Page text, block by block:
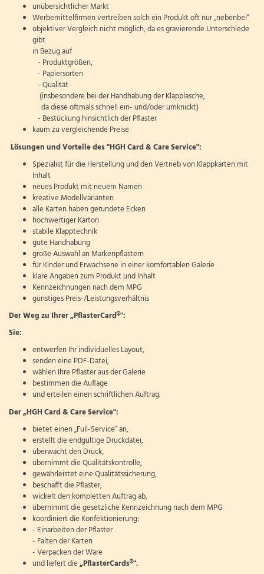
unübersichtlicher Markt
Werbemittelfirmen vertreiben solch ein Produkt oft nur „nebenbei“
objektiver Vergleich nicht möglich, da es gravierende Unterschiede
gibt
in Bezug auf
- Produktgrößen,
- Papiersorten
- Qualität
(insbesondere bei der Handhabung der Klapplasche,
da diese oftmals schnell ein- und/oder umknickt)
- Bestückung hinsichtlich der Pflaster
kaum zu vergleichende Preise
Lösungen und Vorteile des "HGH Card & Care Service":
Spezialist für die Herstellung und den Vertrieb von Klappkarten mit
Inhalt
neues Produkt mit neuem Namen
kreative Modellvarianten
alle Karten haben gerundete Ecken
hochwertiger Karton
stabile Klapptechnik
gute Handhabung
große Auswahl an Markenpflastern
für Kinder und Erwachsene in einer komfortablen Galerie
klare Angaben zum Produkt und Inhalt
Kennzeichnungen nach dem MPG
günstiges Preis-/Leistungsverhältnis
Der Weg zu Ihrer „PflasterCard®":
Sie:
entwerfen Ihr individuelles Layout,
senden eine PDF-Datei,
wählen Ihre Pflaster aus der Galerie
bestimmen die Auflage
und erteilen einen schriftlichen Auftrag.
Der „HGH Card & Care Service":
bietet einen „Full-Service“ an,
erstellt die endgültige Druckdatei,
überwacht den Druck,
übernimmt die Qualitätskontrolle,
gewährleistet eine Qualitätssicherung,
beschafft die Pflaster,
wickelt den kompletten Auftrag ab,
übernimmt die gesetzliche Kennzeichnung nach dem MPG
koordiniert die Konfektionierung:
- Einarbeiten der Pflaster
- Falten der Karten
- Verpacken der Ware
und liefert die„PflasterCards®".